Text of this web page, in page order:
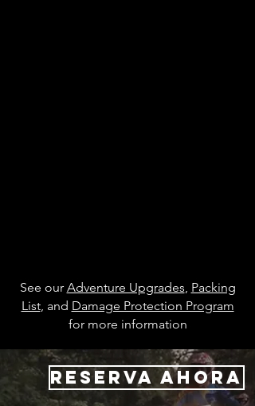
See our Adventure Upgrades, Packing
List, and Damage Protection Program
for more information
RESERVA AHORA